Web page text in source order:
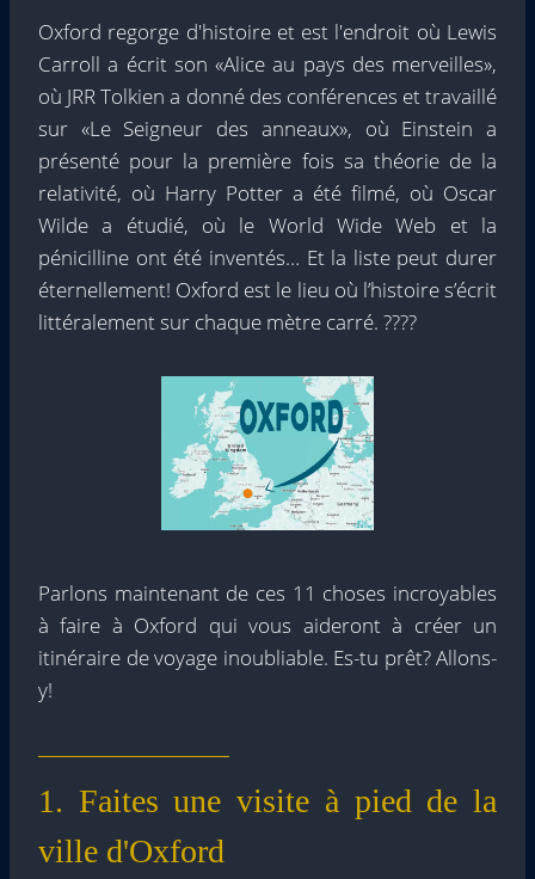
Oxford regorge d'histoire et est l'endroit où Lewis
Carroll a écrit son «Alice au pays des merveilles»,
où JRR Tolkien a donné des conférences et travaillé
sur «Le Seigneur des anneaux», où Einstein a
présenté pour la première fois sa théorie de la
relativité, où Harry Potter a été filmé, où Oscar
Wilde a étudié, où le World Wide Web et la
pénicilline ont été inventés… Et la liste peut durer
éternellement! Oxford est le lieu où l’histoire s’écrit
littéralement sur chaque mètre carré. ????
Parlons maintenant de ces 11 choses incroyables
à faire à Oxford qui vous aideront à créer un
itinéraire de voyage inoubliable. Es-tu prêt? Allons-
y!
1. Faites une visite à pied de la
ville d'Oxford